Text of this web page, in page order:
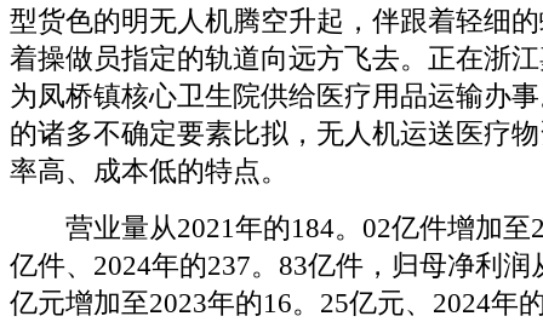
型货色的明无人机腾空升起，伴跟着轻细
着操做员指定的轨道向远方飞去。正在浙
为凤桥镇核心卫生院供给医疗用品运输办
的诸多不确定要素比拟，无人机运送医疗
率高、成本低的特点。
营业量从2021年的184。02亿件增加至
亿件、2024年的237。83亿件，归母净利润
亿元增加至2023年的16。25亿元、2024年